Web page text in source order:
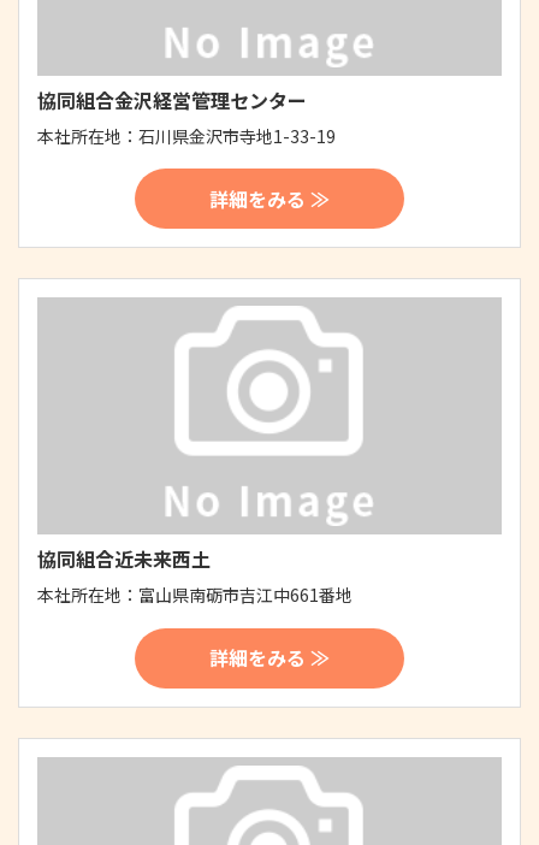
協同組合金沢経営管理センター
本社所在地： 石川県金沢市寺地1-33-19
詳細をみる ≫
協同組合近未来西土
本社所在地： 富山県南砺市吉江中661番地
詳細をみる ≫